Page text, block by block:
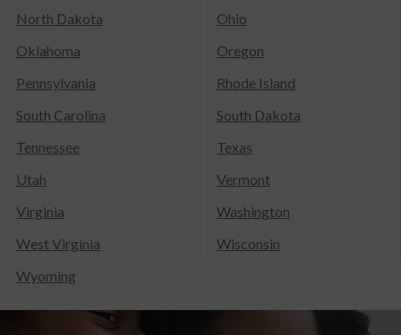
North Dakota
Ohio
Oklahoma
Oregon
Pennsylvania
Rhode Island
South Carolina
South Dakota
Tennessee
Texas
Utah
Vermont
Virginia
Washington
West Virginia
Wisconsin
Wyoming